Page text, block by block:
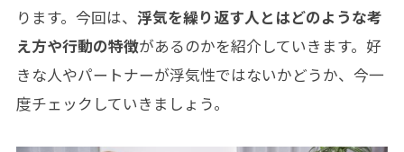
ります。今回は、 浮気を繰り返す人とはどのような考
え方や行動の特徴があるのかを紹介していきます。好
きな人やパートナーが浮気性ではないかどうか、今一
度チェックしていきましょう。